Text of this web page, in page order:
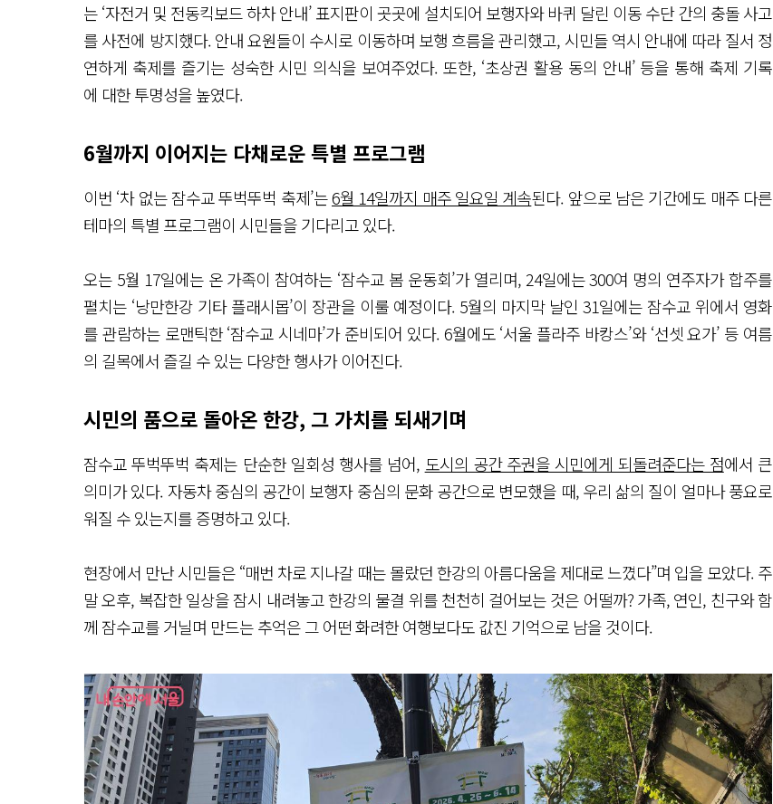
는 ‘자전거 및 전동킥보드 하차 안내’ 표지판이 곳곳에 설치되어 보행자와 바퀴 달린 이동 수단 간의 충돌 사고
를 사전에 방지했다. 안내 요원들이 수시로 이동하며 보행 흐름을 관리했고, 시민들 역시 안내에 따라 질서 정
연하게 축제를 즐기는 성숙한 시민 의식을 보여주었다. 또한, ‘초상권 활용 동의 안내’ 등을 통해 축제 기록
에 대한 투명성을 높였다.
6월까지 이어지는 다채로운 특별 프로그램
이번 ‘차 없는 잠수교 뚜벅뚜벅 축제’는6월 14일까지 매주 일요일 계속된다. 앞으로 남은 기간에도 매주 다른
테마의 특별 프로그램이 시민들을 기다리고 있다.
오는 5월 17일에는 온 가족이 참여하는 ‘잠수교 봄 운동회’가 열리며, 24일에는 300여 명의 연주자가 합주를
펼치는 ‘낭만한강 기타 플래시몹’이 장관을 이룰 예정이다. 5월의 마지막 날인 31일에는 잠수교 위에서 영화
를 관람하는 로맨틱한 ‘잠수교 시네마’가 준비되어 있다. 6월에도 ‘서울 플라주 바캉스’와 ‘선셋 요가’ 등 여름
의 길목에서 즐길 수 있는 다양한 행사가 이어진다.
시민의 품으로 돌아온 한강, 그 가치를 되새기며
잠수교 뚜벅뚜벅 축제는 단순한 일회성 행사를 넘어, 도시의 공간 주권을 시민에게 되돌려준다는 점에서 큰
의미가 있다. 자동차 중심의 공간이 보행자 중심의 문화 공간으로 변모했을 때, 우리 삶의 질이 얼마나 풍요로
워질 수 있는지를 증명하고 있다.
현장에서 만난 시민들은 “매번 차로 지나갈 때는 몰랐던 한강의 아름다움을 제대로 느꼈다”며 입을 모았다. 주
말 오후, 복잡한 일상을 잠시 내려놓고 한강의 물결 위를 천천히 걸어보는 것은 어떨까? 가족, 연인, 친구와 함
께 잠수교를 거닐며 만드는 추억은 그 어떤 화려한 여행보다도 값진 기억으로 남을 것이다.